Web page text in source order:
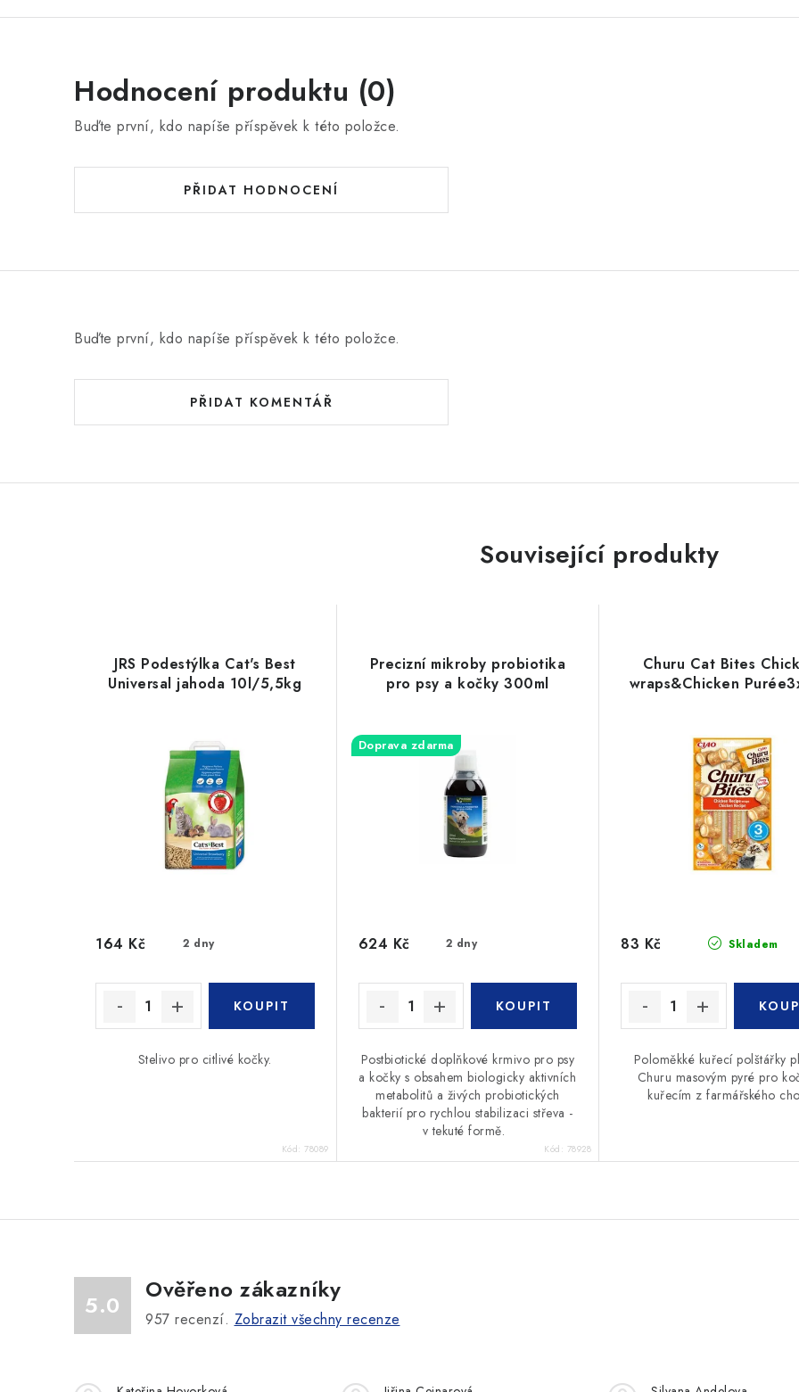
Hodnocení produktu (0)
Buďte první, kdo napíše příspěvek k této položce.
PŘIDAT HODNOCENÍ
Buďte první, kdo napíše příspěvek k této položce.
PŘIDAT KOMENTÁŘ
Související produkty
JRS Podestýlka Cat's Best
Universal jahoda 10l/5,5kg
2 dny
164 Kč
Stelivo pro citlivé kočky.
Kód: 78089
Precizní mikroby probiotika
pro psy a kočky 300ml
Doprava zdarma
2 dny
624 Kč
Postbiotické doplňkové krmivo pro psy
a kočky s obsahem biologicky aktivních
metabolitů a živých probiotických
bakterií pro rychlou stabilizaci střeva -
v tekuté formě.
Kód: 78928
Churu Cat Bites
wraps&Chicken
Skladem
83 Kč
Poloměkké kuřecí polštářky
Churu masovým pyré pro
kuřecím z farmářského
5.0
Ověřeno zákazníky
957 recenzí. Zobrazit všechny recenze